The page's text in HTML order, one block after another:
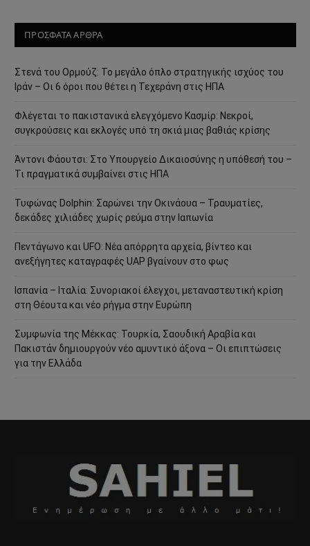
ΠΡΟΣΦΑΤΑ ΑΡΘΡΑ
Στενά του Ορμούζ: Το μεγάλο όπλο στρατηγικής ισχύος του
Ιράν – Οι 6 όροι που θέτει η Τεχεράνη στις ΗΠΑ
Φλέγεται το πακιστανικά ελεγχόμενο Κασμίρ: Νεκροί,
συγκρούσεις και εκλογές υπό τη σκιά μιας βαθιάς κρίσης
Άντονι Φάουτσι: Στο Υπουργείο Δικαιοσύνης η υπόθεσή του –
Τι πραγματικά συμβαίνει στις ΗΠΑ
Τυφώνας Dolphin: Σαρώνει την Οκινάουα – Τραυματίες,
δεκάδες χιλιάδες χωρίς ρεύμα στην Ιαπωνία
Πεντάγωνο και UFO: Νέα απόρρητα αρχεία, βίντεο και
ανεξήγητες καταγραφές UAP βγαίνουν στο φως
Ισπανία – Ιταλία: Συνοριακοί έλεγχοι, μεταναστευτική κρίση
στη Θέουτα και νέο ρήγμα στην Ευρώπη
Συμφωνία της Μέκκας: Τουρκία, Σαουδική Αραβία και
Πακιστάν δημιουργούν νέο αμυντικό άξονα – Οι επιπτώσεις
για την Ελλάδα